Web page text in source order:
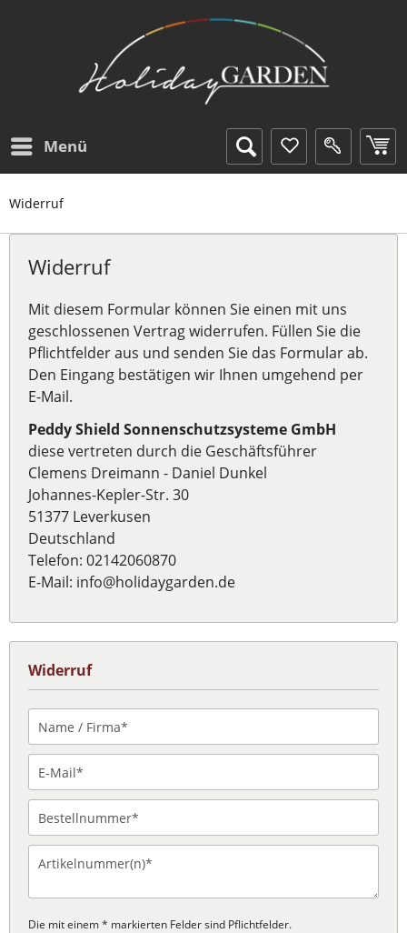
Menü
Widerruf
Widerruf
Mit diesem Formular können Sie einen mit uns
geschlossenen Vertrag widerrufen. Füllen Sie die
Pflichtfelder aus und senden Sie das Formular ab.
Den Eingang bestätigen wir Ihnen umgehend per
E-Mail.
Peddy Shield Sonnenschutzsysteme GmbH
diese vertreten durch die Geschäftsführer
Clemens Dreimann - Daniel Dunkel
Johannes-Kepler-Str. 30
51377 Leverkusen
Deutschland
Telefon: 02142060870
E-Mail: info@holidaygarden.de
Widerruf
Die mit einem * markierten Felder sind Pflichtfelder.